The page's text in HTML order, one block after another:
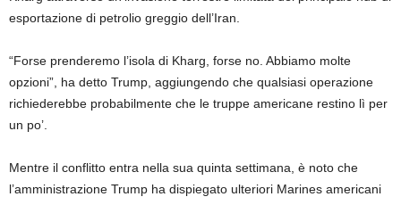
esportazione di petrolio greggio dell’Iran.
“Forse prenderemo l’isola di Kharg, forse no. Abbiamo molte
opzioni”, ha detto Trump, aggiungendo che qualsiasi operazione
richiederebbe probabilmente che le truppe americane restino lì per
un po’.
Mentre il conflitto entra nella sua quinta settimana, è noto che
l’amministrazione Trump ha dispiegato ulteriori Marines americani